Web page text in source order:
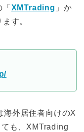
XMTrading 」か
す。
海外居住者向けのX
も、XMTrading